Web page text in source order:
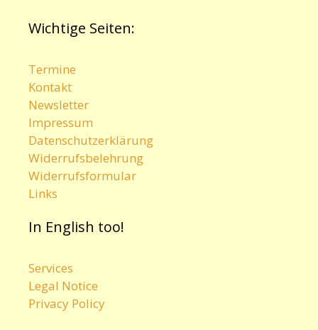
Wichtige Seiten:
Termine
Kontakt
Newsletter
Impressum
Datenschutzerklärung
Widerrufsbelehrung
Widerrufsformular
Links
In English too!
Services
Legal Notice
Privacy Policy